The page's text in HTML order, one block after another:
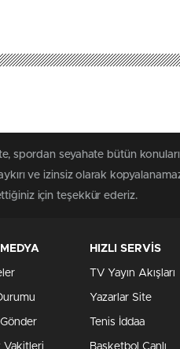
spordan seyahate bütün
ve izinsiz olarak
için teşekkür ederiz.
Vakitleri
HIZLI SERVİS
TV Yayın Akışları
Yazarlar Site
Tenis İddaa
Basketbol Canlı